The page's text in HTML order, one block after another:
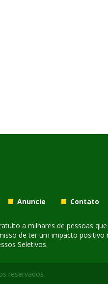
Anuncie Contato
a milhares de pessoas
de ter um impacto
Seletivos.
reservados.